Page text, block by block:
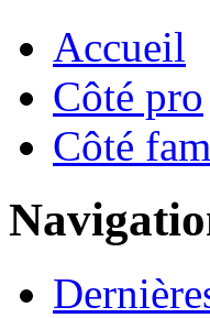
Accueil
Côté pro
Côté